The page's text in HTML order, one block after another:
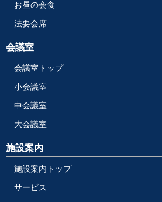
お昼の会食
法要会席
会議室
会議室トップ
小会議室
中会議室
大会議室
施設案内
施設案内トップ
サービス